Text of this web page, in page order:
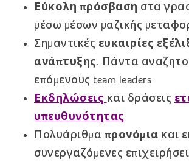
Εύκολη πρόσβαση στα
μέσω μέσων μαζικής
Σημαντικές ευκαιρίες
ανάπτυξης. Πάντα
επόμενους team leaders
Εκδηλώσεις και δράσεις
υπευθυνότητας
Πολυάριθμα προνόμια και
συνεργαζόμενες